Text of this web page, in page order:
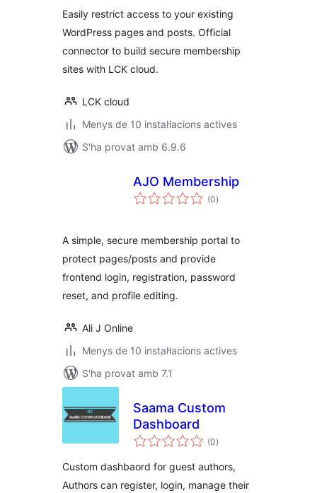
Easily restrict access to your existing
WordPress pages and posts. Official
connector to build secure membership
sites with LCK cloud.
LCK cloud
Menys de 10 instal·lacions actives
S'ha provat amb 6.9.6
AJO Membership
(0puntuacions
totals
)
A simple, secure membership portal to
protect pages/posts and provide
frontend login, registration, password
reset, and profile editing.
Ali J Online
Menys de 10 instal·lacions actives
S'ha provat amb 7.1
Saama Custom
Dashboard
(0puntuacions
totals
)
Custom dashbaord for guest authors,
Authors can register, login, manage their